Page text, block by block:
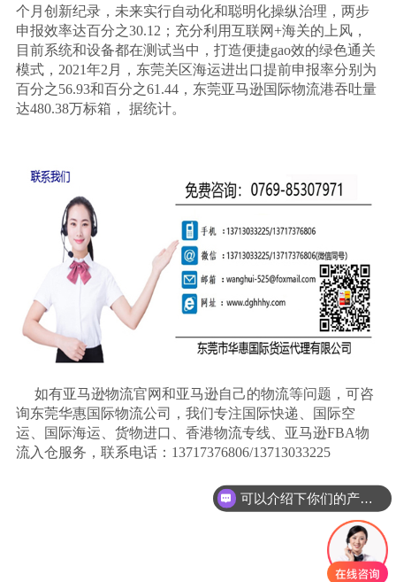
个月创新纪录，未来实行自动化和聪明化操纵治理，两步
申报效率达百分之30.12；充分利用互联网+海关的上风，
目前系统和设备都在测试当中，打造便捷gao效的绿色通关
模式，2021年2月，东莞关区海运进出口提前申报率分别为
百分之56.93和百分之61.44，东莞亚马逊国际物流港吞吐量
达480.38万标箱， 据统计。
如有亚马逊物流官网和亚马逊自己的物流等问题，可咨
询东莞华惠国际物流公司，我们专注国际快递、国际空
运、国际海运、货物进口、香港物流专线、亚马逊FBA物
流入仓服务，联系电话：13717376806/13713033225
可以介绍下你们的产品么